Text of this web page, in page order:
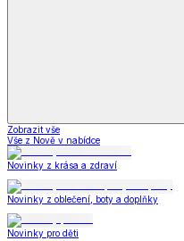
Zobrazit vše
Vše z Nově v nabídce
Novinky z krása a zdraví
Novinky z oblečení, boty a doplňky
Novinky pro děti